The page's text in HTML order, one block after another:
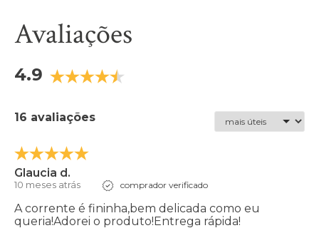
Avaliações
4.9
16 avaliações
Glaucia d.
10 meses atrás comprador verificado
A corrente é fininha,bem delicada como eu
queria!Adorei o produto!Entrega rápida!